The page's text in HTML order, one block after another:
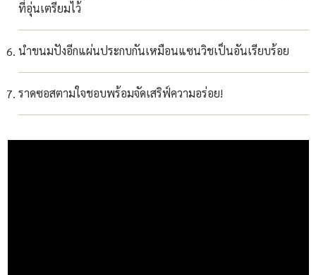
ที่อุ่นเตรียมไว้
นำขนมปังอีกแผ่นประกบกันเหมือนแซนวิชเป็นอันเรียบร้อย
ราดซอสตามใจชอบพร้อมจัดเสริฟ์ความอร่อย!